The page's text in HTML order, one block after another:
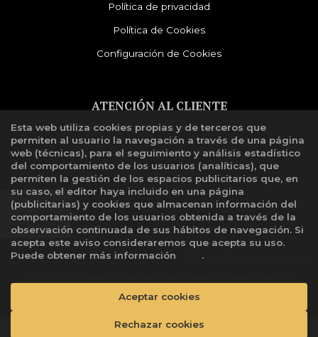
Política de privacidad
Política de Cookies
Configuración de Cookies
ATENCIÓN AL CLIENTE
Quiénes somos
Libro de reclamaciones
2026 ©DISTRIBUIDORA DE LIBROS HERALDOS
. Todos los Derechos Reservados |
Esta web utiliza cookies propias y de terceros que
permiten al usuario la navegación a través de una página
web (técnicas), para el seguimiento y análisis estadístico
del comportamiento de los usuarios (analíticas), que
permiten la gestión de los espacios publicitarios que, en
su caso, el editor haya incluido en una página
(publicitarias) y cookies que almacenan información del
comportamiento de los usuarios obtenida a través de la
observación continuada de sus hábitos de navegación. Si
acepta este aviso consideraremos que acepta su uso.
Puede obtener más información
.
Rechazar cookies
Aceptar cookies